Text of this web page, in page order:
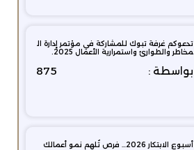
تدعوكم غرفة تبوك للمشاركة في مؤتمر إدارة ال
مخاطر والطوارئ واستمرارية الأعمال 2025.
بواسطة : 875
أسبوع الابتكار 2026… فرص تُلهم نمو أعمالك